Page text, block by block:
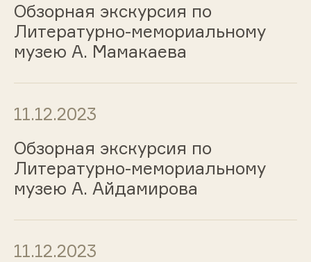
Обзорная экскурсия по
Литературно-мемориальному
музею А. Мамакаева
11.12.2023
Обзорная экскурсия по
Литературно-мемориальному
музею А. Айдамирова
11.12.2023